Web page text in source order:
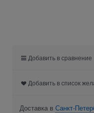
Добавить в сравнение
Добавить в список
Доставка в Санкт-